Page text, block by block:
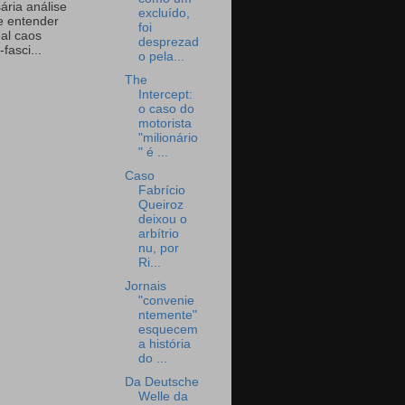
análise
entender
caos
excluído,
foi
desprezad
o pela...
The
Intercept:
o caso do
motorista
"milionário
" é ...
Caso
Fabrício
Queiroz
deixou o
arbítrio
nu, por
Ri...
Jornais
"convenie
ntemente"
esquecem
a história
do ...
Da Deutsche
Welle da